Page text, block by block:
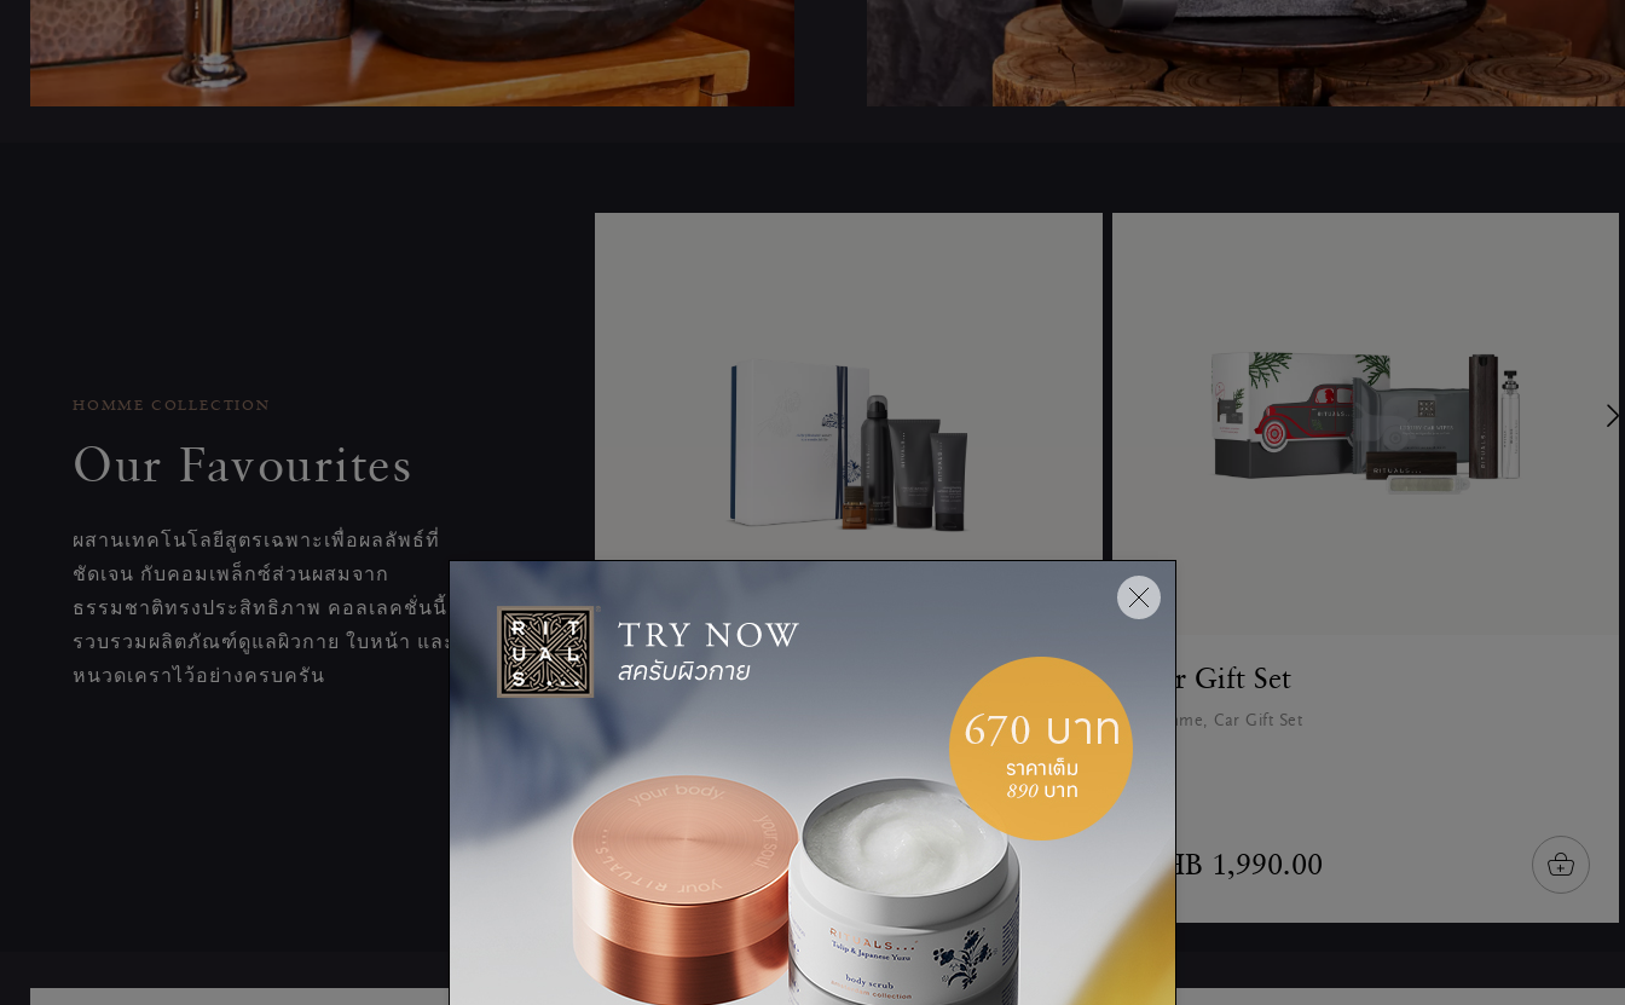
HOMME COLLECTION
Our Favourites
ผสานเทคโนโลยีสูตรเฉพาะเพื่อผลลัพธ์ที่
ชัดเจน กับคอมเพล็กซ์ส่วนผสมจาก
ธรรมชาติทรงประสิทธิภาพ คอลเลคชั่นนี้
รวบรวมผลิตภัณฑ์ดูแลผิวกาย ใบหน้า และ
หนวดเคราไว้อย่างครบครัน
ชุดของขวัญขนาดกลาง
S M L
THB 1,750.00
Car Gift Set
Homme, Car Gift Set
THB 1,990.00